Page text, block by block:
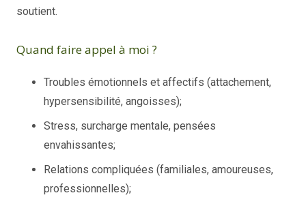
soutient.
Quand faire appel à moi ?
Troubles émotionnels et affectifs (attachement,
hypersensibilité, angoisses);
Stress, surcharge mentale, pensées
envahissantes;
Relations compliquées (familiales, amoureuses,
professionnelles);